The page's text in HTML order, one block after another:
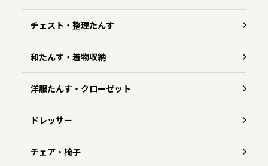
チェスト・整理たんす
和たんす・着物収納
洋服たんす・クローゼット
ドレッサー
チェア・椅子